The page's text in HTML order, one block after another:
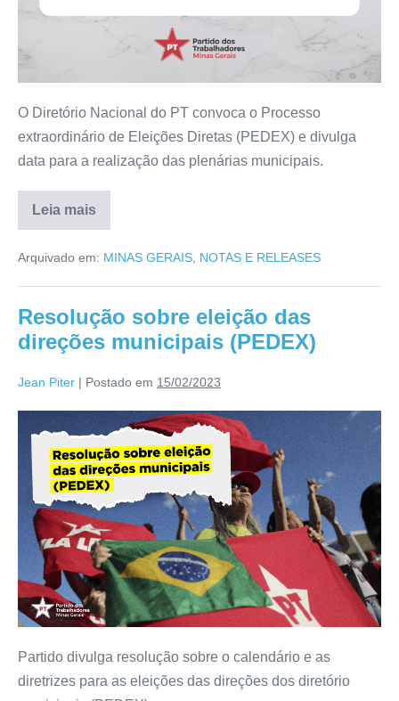
O Diretório Nacional do PT convoca o Processo
extraordinário de Eleições Diretas (PEDEX) e divulga
data para a realização das plenárias municipais.
Leia mais
Arquivado em: MINAS GERAIS NOTAS E RELEASES
Resolução sobre eleição das
direções municipais (PEDEX)
Jean Piter | Postado em 15/02/2023
Partido divulga resolução sobre o calendário e as
diretrizes para as eleições das direções dos diretório